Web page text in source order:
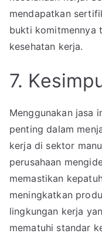
mendapatkan
bukti komitmennya
kesehatan kerja.
7.
Menggunakan jasa
penting dalam
kerja di sektor
perusahaan
memastikan
meningkatkan
lingkungan kerja
mematuhi standar